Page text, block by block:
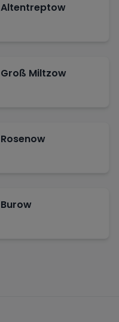
Altentreptow
Groß Miltzow
Rosenow
Burow